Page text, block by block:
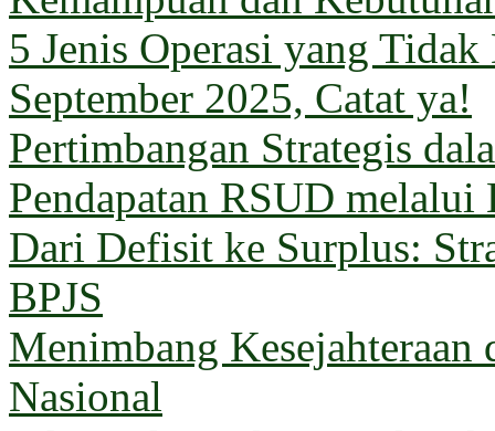
5 Jenis Operasi yang
September 2025, Catat ya!
Pertimbangan Strategis
Pendapatan RSUD melalui
Dari Defisit ke Surplus:
BPJS
Menimbang Kesejahteraan
Nasional